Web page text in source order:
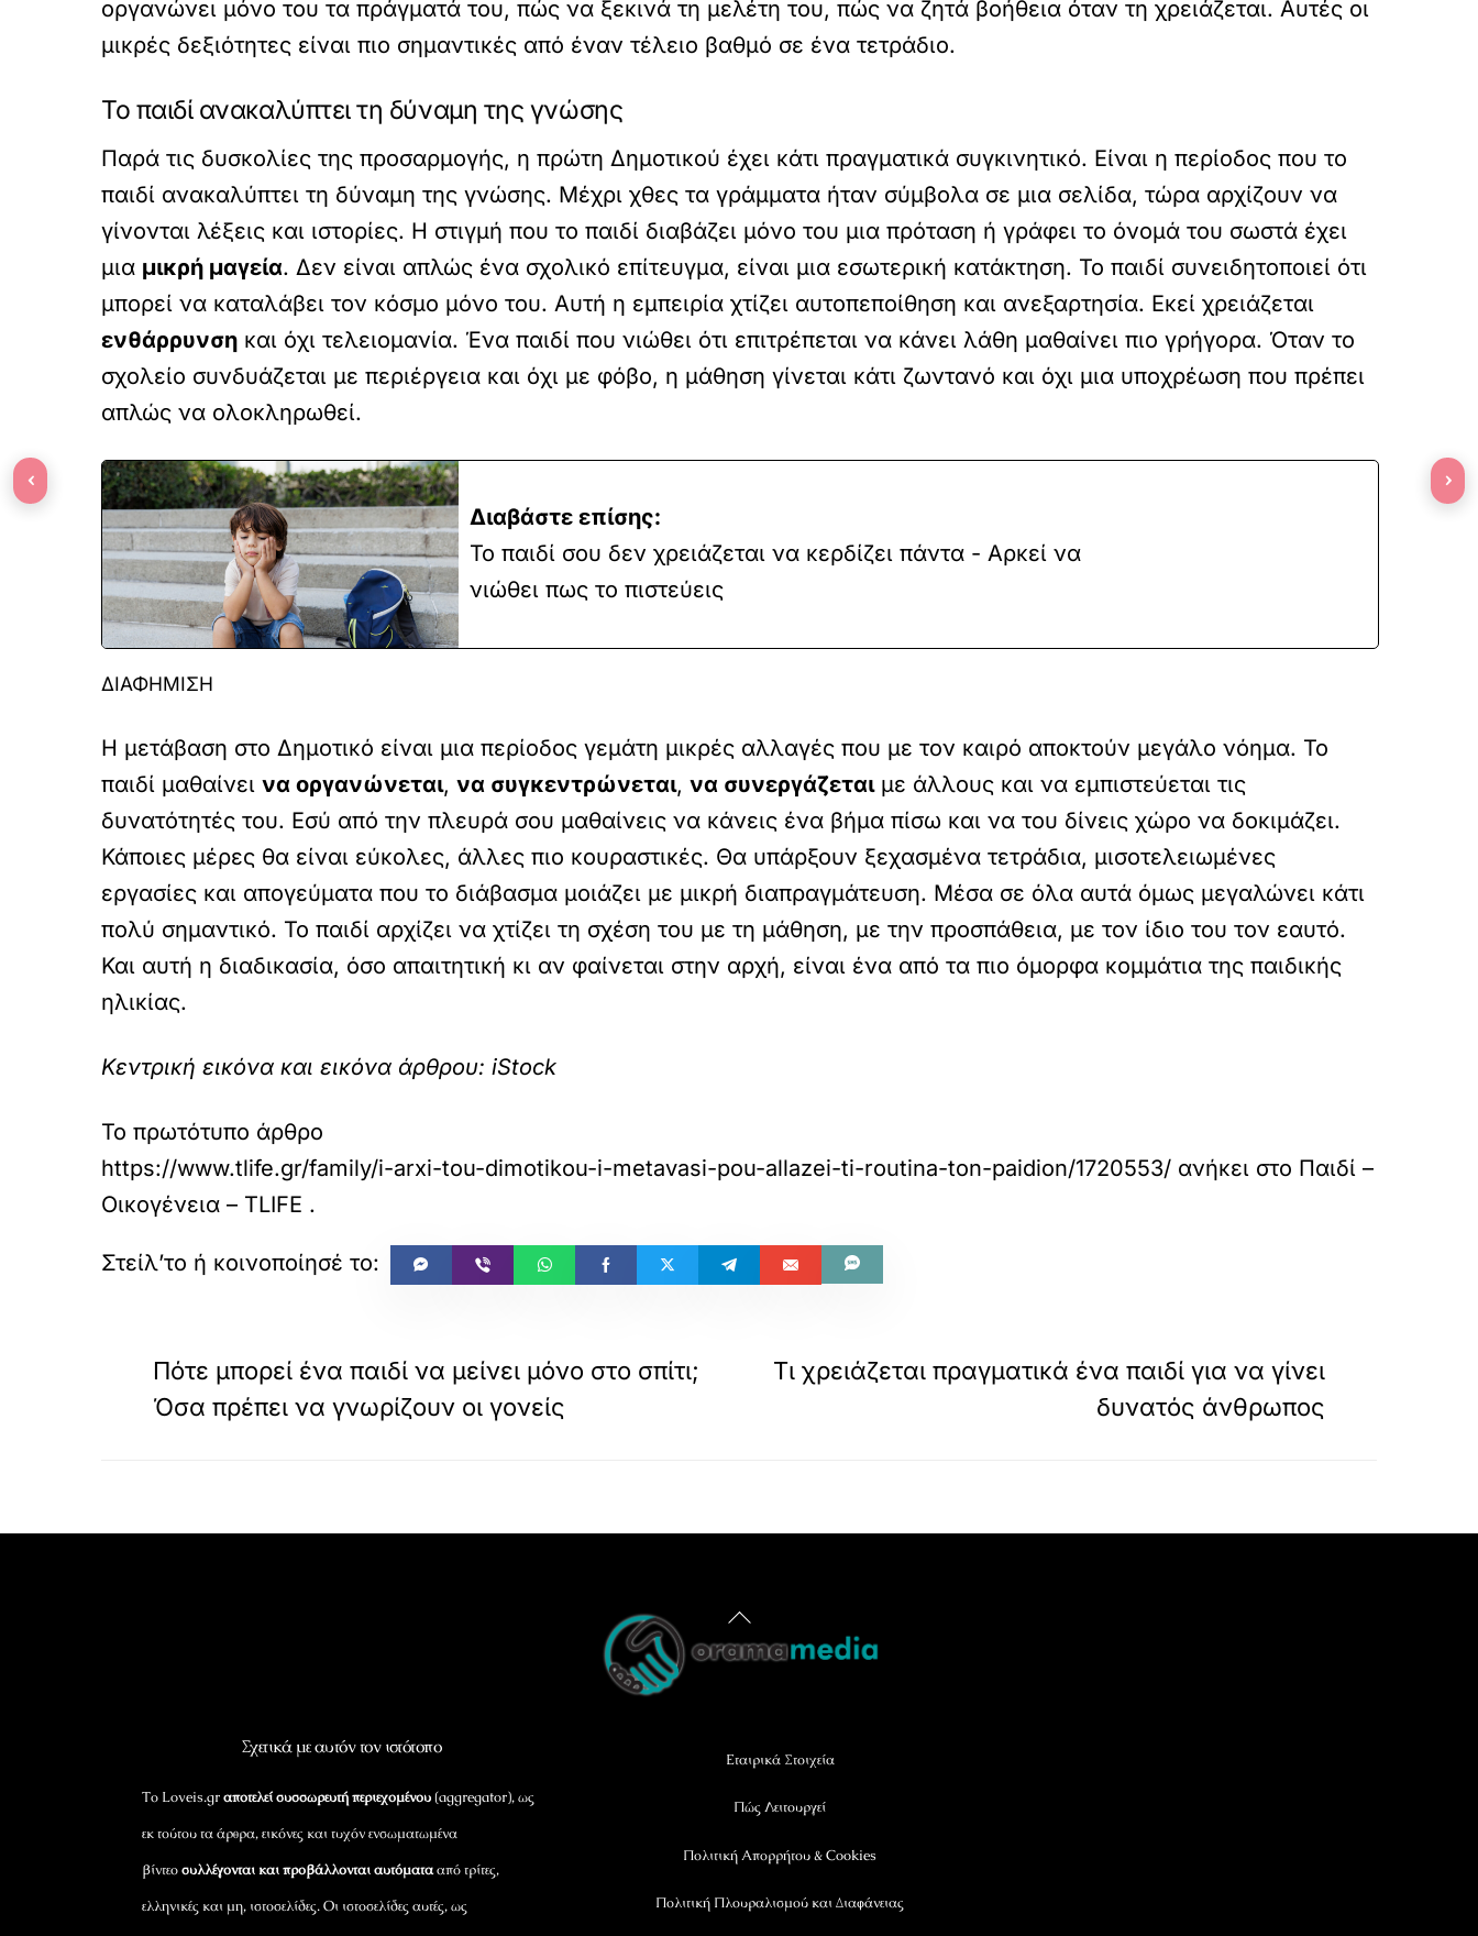
οργανώνει μόνο του τα πράγματά του, πώς να ξεκινά τη μελέτη του, πώς να ζητά βοήθεια όταν τη χρειάζεται. Αυτές οι
μικρές δεξιότητες είναι πιο σημαντικές από έναν τέλειο βαθμό σε ένα τετράδιο.
Το παιδί ανακαλύπτει τη δύναμη της γνώσης
Παρά τις δυσκολίες της προσαρμογής, η πρώτη Δημοτικού έχει κάτι πραγματικά συγκινητικό. Είναι η περίοδος που το
παιδί ανακαλύπτει τη δύναμη της γνώσης. Μέχρι χθες τα γράμματα ήταν σύμβολα σε μια σελίδα, τώρα αρχίζουν να
γίνονται λέξεις και ιστορίες. Η στιγμή που το παιδί διαβάζει μόνο του μια πρόταση ή γράφει το όνομά του σωστά έχει
μια μικρή μαγεία. Δεν είναι απλώς ένα σχολικό επίτευγμα, είναι μια εσωτερική κατάκτηση. Το παιδί συνειδητοποιεί ότι
μπορεί να καταλάβει τον κόσμο μόνο του. Αυτή η εμπειρία χτίζει αυτοπεποίθηση και ανεξαρτησία. Εκεί χρειάζεται
ενθάρρυνση και όχι τελειομανία. Ένα παιδί που νιώθει ότι επιτρέπεται να κάνει λάθη μαθαίνει πιο γρήγορα. Όταν το
σχολείο συνδυάζεται με περιέργεια και όχι με φόβο, η μάθηση γίνεται κάτι ζωντανό και όχι μια υποχρέωση που πρέπει
απλώς να ολοκληρωθεί.
Διαβάστε επίσης:
Το παιδί σου δεν χρειάζεται να κερδίζει πάντα - Αρκεί να
νιώθει πως το πιστεύεις
ΔΙΑΦΗΜΙΣΗ
Η μετάβαση στο Δημοτικό είναι μια περίοδος γεμάτη μικρές αλλαγές που με τον καιρό αποκτούν μεγάλο νόημα. Το
παιδί μαθαίνει να οργανώνεται, να συγκεντρώνεται, να συνεργάζεταιμε άλλους και να εμπιστεύεται τις
δυνατότητές του. Εσύ από την πλευρά σου μαθαίνεις να κάνεις ένα βήμα πίσω και να του δίνεις χώρο να δοκιμάζει.
Κάποιες μέρες θα είναι εύκολες, άλλες πιο κουραστικές. Θα υπάρξουν ξεχασμένα τετράδια, μισοτελειωμένες
εργασίες και απογεύματα που το διάβασμα μοιάζει με μικρή διαπραγμάτευση. Μέσα σε όλα αυτά όμως μεγαλώνει κάτι
πολύ σημαντικό. Το παιδί αρχίζει να χτίζει τη σχέση του με τη μάθηση, με την προσπάθεια, με τον ίδιο του τον εαυτό.
Και αυτή η διαδικασία, όσο απαιτητική κι αν φαίνεται στην αρχή, είναι ένα από τα πιο όμορφα κομμάτια της παιδικής
ηλικίας.
Κεντρική εικόνα και εικόνα άρθρου: iStock
Το πρωτότυπο άρθρο
https://www.tlife.gr/family/i-arxi-tou-dimotikou-i-metavasi-pou-allazei-ti-routina-ton-paidion/1720553/ ανήκει στο Παιδί –
Οικογένεια – TLIFE .
Πότε μπορεί ένα παιδί να μείνει μόνο στο σπίτι;
Όσα πρέπει να γνωρίζουν οι γονείς
Τι χρειάζεται πραγματικά ένα παιδί για να γίνει
δυνατός άνθρωπος
Back
To
Σχετικά με αυτόν τον ιστότοπο
Το Loveis.grαποτελεί συσσωρευτή περιεχομένου(aggregator), ως
εκ τούτου τα άρθρα, εικόνες και τυχόν ενσωματωμένα
βίντεοσυλλέγονται και προβάλλονται αυτόματααπό τρίτες,
ελληνικές και μη, ιστοσελίδες. Οι ιστοσελίδες αυτές, ως
Εταιρικά Στοιχεία
Πώς Λειτουργεί
Πολιτική Απορρήτου & Cookies
Πολιτική Πλουραλισμού και Διαφάνειας
‹ ›